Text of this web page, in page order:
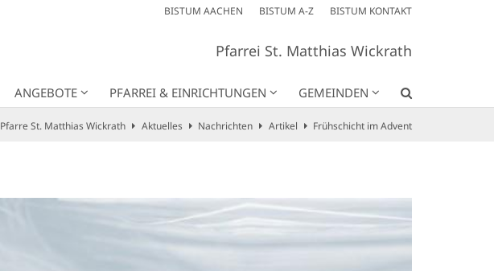
BISTUM AACHEN BISTUM A-Z BISTUM KONTAKT
Pfarrei St. Matthias Wickrath
ANGEBOTE PFARREI & EINRICHTUNGEN GEMEINDEN
Pfarre St. Matthias Wickrath Aktuelles Nachrichten Artikel Frühschicht im Advent